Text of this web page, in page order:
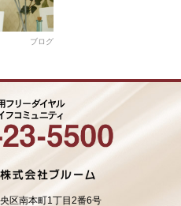
ブログ
区南本町1丁目2番6号